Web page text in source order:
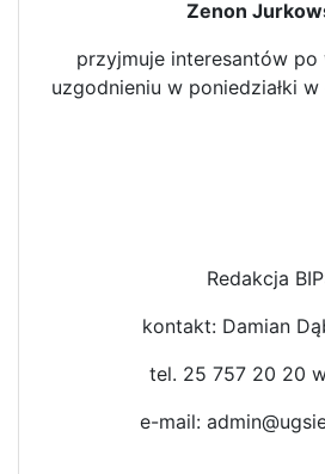
Zenon
przyjmuje interesantów po
uzgodnieniu w poniedziałki w
Redakcja
kontakt: Damian
tel. 25 757 20 20
e-mail: